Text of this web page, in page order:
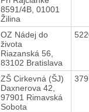
8591/4B, 01001
Žilina
OZ Nádej do
života
Riazanská 56,
83102 Bratislava
ZŠ Cirkevná (ŠJ)
Daxnerova 42,
97901 Rimavská
Sobota